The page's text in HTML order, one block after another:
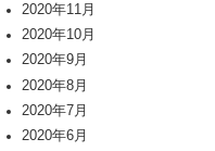
2020年11月
2020年10月
2020年9月
2020年8月
2020年7月
2020年6月